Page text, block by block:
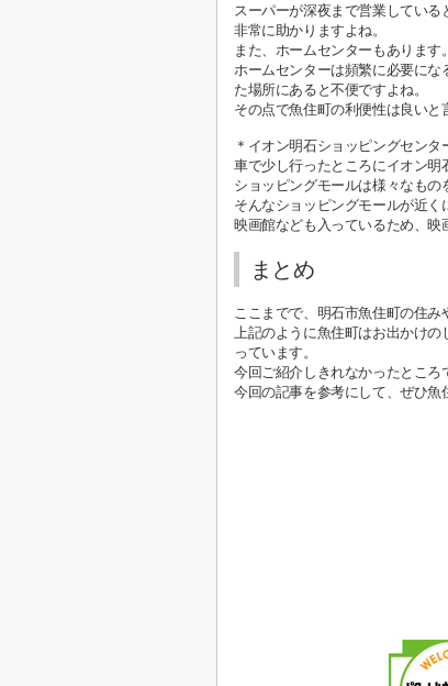
スーパーが深夜まで営業している
非常に助かりますよね。
また、ホームセンターもあります。
ホームセンターは頻繁に必要に
た場所にあると不便ですよね。
その点で魚住町の利便性は良いと
＊イオン明石ショッピングセンタ
車で少し行ったところにイオン明
ショッピングモールは様々なもの
そんなショッピングモールが近く
映画館なども入っているため、映
まとめ
ここまでで、明石市魚住町の住
上記のように魚住町はお出かけ
っています。
今回ご紹介しきれなかったところ
今回の記事を参考にして、ぜひ魚